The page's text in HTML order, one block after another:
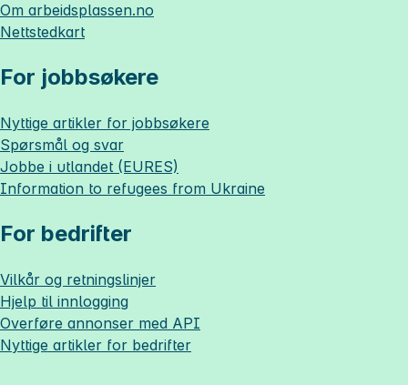
Om arbeidsplassen.no
Nettstedkart
For jobbsøkere
Nyttige artikler for jobbsøkere
Spørsmål og svar
Jobbe i utlandet (EURES)
Information to refugees from Ukraine
For bedrifter
Vilkår og retningslinjer
Hjelp til innlogging
Overføre annonser med API
Nyttige artikler for bedrifter